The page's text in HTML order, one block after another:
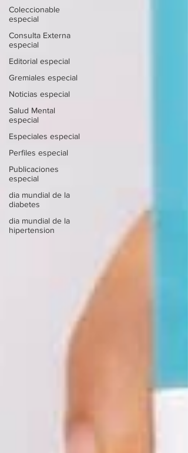
Coleccionable
especial
Consulta Externa
especial
Editorial especial
Gremiales especial
Noticias especial
Salud Mental
especial
Especiales especial
Perfiles especial
Publicaciones
especial
dia mundial de la
diabetes
dia mundial de la
hipertension